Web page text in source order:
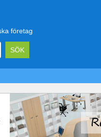
företag